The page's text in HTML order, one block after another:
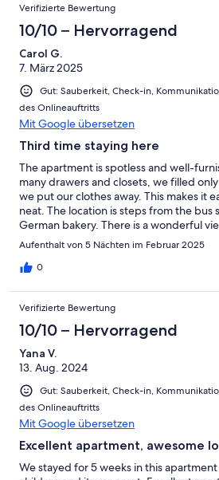
Verifizierte Bewertung
10/10 – Hervorragend
Carol G.
7. März 2025
Gut: Sauberkeit, Check-in,
des Onlineauftritts
Mit Google übersetzen
Third time staying here
The apartment is spotless and well-
many drawers and closets, we filled
we put our clothes away. This makes it
neat. The location is steps from the
German bakery. There is a wonderful
Wunder Bridge from the two balconies.
Aufenthalt von 5 Nächten im Februar 2025
0
Verifizierte Bewertung
10/10 – Hervorragend
Yana V.
13. Aug. 2024
Gut: Sauberkeit, Check-in,
des Onlineauftritts
Mit Google übersetzen
Excellent apartment, awesome
We stayed for 5 weeks in this